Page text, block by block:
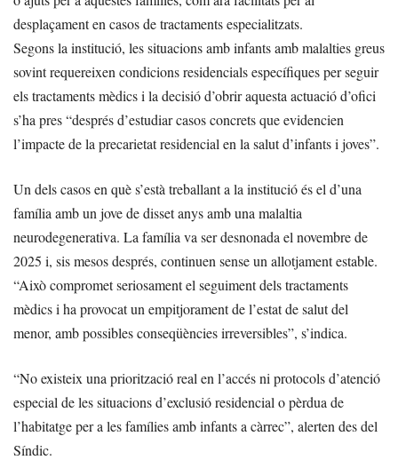
desplaçament en casos de tractaments especialitzats.
Segons la institució, les situacions amb infants amb malalties greus
sovint requereixen condicions residencials específiques per seguir
els tractaments mèdics i la decisió d’obrir aquesta actuació d’ofici
s’ha pres “després d’estudiar casos concrets que evidencien
l’impacte de la precarietat residencial en la salut d’infants i joves”.
Un dels casos en què s’està treballant a la institució és el d’una
família amb un jove de disset anys amb una malaltia
neurodegenerativa. La família va ser desnonada el novembre de
2025 i, sis mesos després, continuen sense un allotjament estable.
“Això compromet seriosament el seguiment dels tractaments
mèdics i ha provocat un empitjorament de l’estat de salut del
menor, amb possibles conseqüències irreversibles”, s’indica.
“No existeix una priorització real en l’accés ni protocols d’atenció
especial de les situacions d’exclusió residencial o pèrdua de
l’habitatge per a les famílies amb infants a càrrec”, alerten des del
Síndic.